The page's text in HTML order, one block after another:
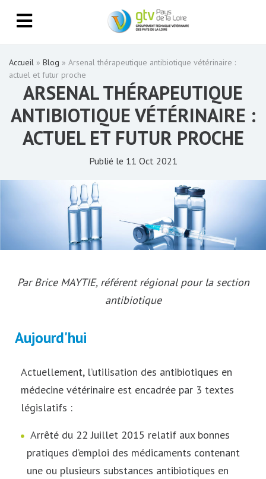
Accueil » Blog » Arsenal thérapeutique antibiotique vétérinaire :
actuel et futur proche
ARSENAL THÉRAPEUTIQUE
ANTIBIOTIQUE VÉTÉRINAIRE :
ACTUEL ET FUTUR PROCHE
Publié le 11 Oct 2021
Par Brice MAYTIE, référent régional pour la section
antibiotique
Aujourd'hui
Actuellement, l’utilisation des antibiotiques en
médecine vétérinaire est encadrée par 3 textes
législatifs :
Arrêté du 22 Juillet 2015 relatif aux bonnes
pratiques d’emploi des médicaments contenant
une ou plusieurs substances antibiotiques en